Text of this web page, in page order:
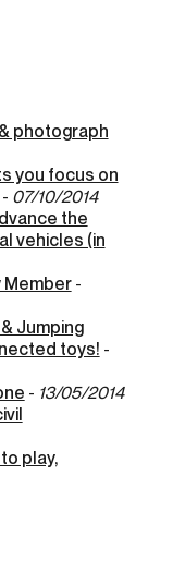
& photograph
you focus on
- 07/10/2014
the
vehicles (in
Member -
Jumping
toys! -
- 13/05/2014
play,